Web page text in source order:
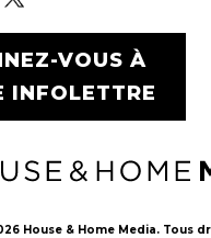
VOUS À
INFOLETTRE
House & Home Media. Tous